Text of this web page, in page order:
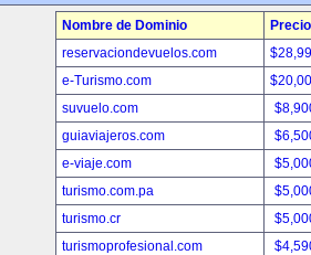
Nombre de Dominio
Precio
reservaciondevuelos.com
e-Turismo.com
suvuelo.com
guiaviajeros.com
e-viaje.com
turismo.com.pa
turismo.cr
turismoprofesional.com